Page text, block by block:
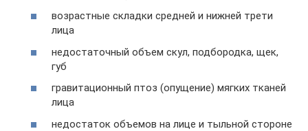
возрастные складки средней и нижней трети
лица
недостаточный объем скул, подбородка, щек,
губ
гравитационный птоз (опущение) мягких тканей
лица
недостаток объемов на лице и тыльной стороне